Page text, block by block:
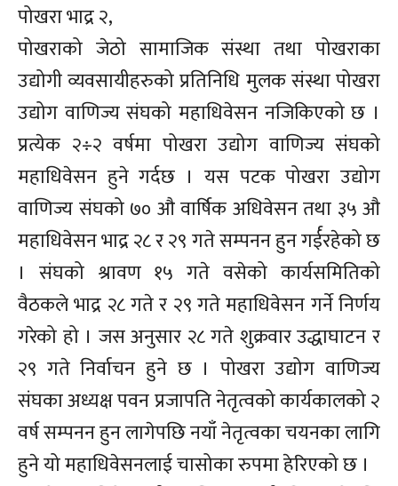
पोखरा भाद्र २,
पोखराको जेठो सामाजिक संस्था तथा पोखराका
उद्योगी व्यवसायीहरुको प्रतिनिधि मुलक संस्था पोखरा
उद्योग वाणिज्य संघको महाधिवेसन नजिकिएको छ ।
प्रत्येक २÷२ वर्षमा पोखरा उद्योग वाणिज्य संघको
महाधिवेसन हुने गर्दछ । यस पटक पोखरा उद्योग
वाणिज्य संघको ७० औ वार्षिक अधिवेसन तथा ३५ औ
महाधिवेसन भाद्र २८ र २९ गते सम्पनन हुन गर्ईरहेको छ
। संघको श्रावण १५ गते वसेको कार्यसमितिको
वैठकले भाद्र २८ गते र २९ गते महाधिवेसन गर्ने निर्णय
गरेको हो । जस अनुसार २८ गते शुक्रवार उद्धाघाटन र
२९ गते निर्वाचन हुने छ । पोखरा उद्योग वाणिज्य
संघका अध्यक्ष पवन प्रजापति नेतृत्वको कार्यकालको २
वर्ष सम्पनन हुन लागेपछि नयाँ नेतृत्वका चयनका लागि
हुने यो महाधिवेसनलाई चासोका रुपमा हेरिएको छ ।